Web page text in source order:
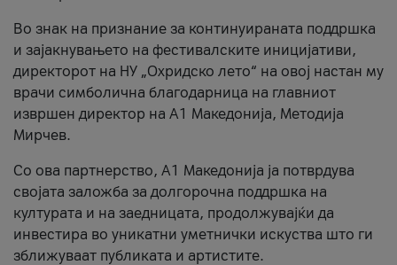
Во знак на признание за континуираната поддршка
и зајакнувањето на фестивалските иницијативи,
директорот на НУ „Охридско лето“ на овој настан му
врачи симболична благодарница на главниот
извршен директор на A1 Македонија, Методија
Мирчев.
Со ова партнерство, A1 Македонија ја потврдува
својата заложба за долгорочна поддршка на
културата и на заедницата, продолжувајќи да
инвестира во уникатни уметнички искуства што ги
зближуваат публиката и артистите.